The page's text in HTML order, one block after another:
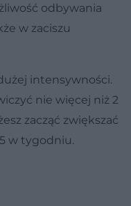
odbywania
w zaciszu
intensywności.
nie więcej niż 2
zacząć zwiększać
w tygodniu.